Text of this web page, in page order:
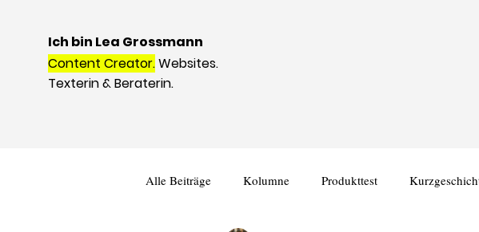
Ich bin Lea Grossmann
Content Creator.Websites.
Texterin & Beraterin.
Alle Beiträge Kolumne Produkttest